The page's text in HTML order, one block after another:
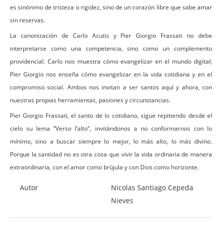
es sinónimo de tristeza o rigidez, sino de un corazón libre que sabe amar
sin reservas.
La canonización de Carlo Acutis y Pier Giorgio Frassati no debe
interpretarse como una competencia, sino como un complemento
providencial. Carlo nos muestra cómo evangelizar en el mundo digital;
Pier Giorgio nos enseña cómo evangelizar en la vida cotidiana y en el
compromiso social. Ambos nos invitan a ser santos aquí y ahora, con
nuestras propias herramientas, pasiones y circunstancias.
Pier Giorgio Frassati, el santo de lo cotidiano, sigue repitiendo desde el
cielo su lema “Verso l’alto”, invitándonos a no conformarnos con lo
mínimo, sino a buscar siempre lo mejor, lo más alto, lo más divino.
Porque la santidad no es otra cosa que vivir la vida ordinaria de manera
extraordinaria, con el amor como brújula y con Dios como horizonte.
Autor
Nicolas Santiago Cepeda
Nieves